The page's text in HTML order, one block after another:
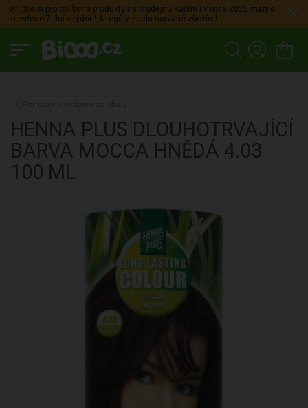
Přijdte si pro oblíbené produkty na prodejnu Karlín! I v roce 2026 máme
otevřeno 7 dní v týdnu! A regály zcela narvané zbožím!
HENNA PLUS DLOUHOTRVAJÍCÍ
BARVA MOCCA HNĚDÁ 4.03
100 ML